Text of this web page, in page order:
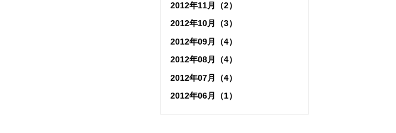
2012年11月（2）
2012年10月（3）
2012年09月（4）
2012年08月（4）
2012年07月（4）
2012年06月（1）